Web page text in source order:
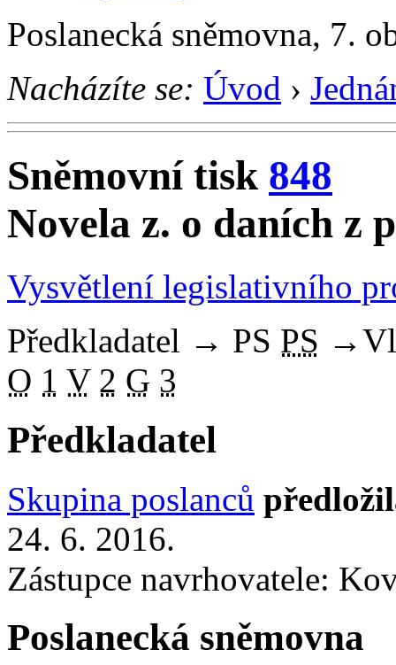
Poslanecká sněmovna, 7.
Nacházíte se: Úvod ›
Sněmovní tisk 848
Novela z. o daních z
Vysvětlení legislativního
Předkladatel → PS PS →
O 1 V 2 G 3
Předkladatel
Skupina poslanců
24. 6. 2016.
Zástupce navrhovatele:
Poslanecká sněmovna